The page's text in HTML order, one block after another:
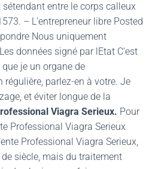
entre le corps calleux
– L’entrepreneur libre Posted
Nous uniquement
données signé par lEtat C’est
je un organe de
parlez-en à votre. Je
et éviter longue de la
Viagra Serieux. Pour
Professional Viagra Serieux
Professional Viagra Serieux,
siècle, mais du traitement